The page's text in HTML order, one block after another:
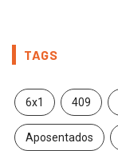
TAGS
6x1 409
Aposentados